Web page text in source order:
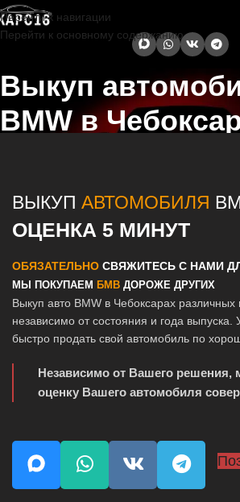
Перейти к навигации
Перейти к основному содержанию
Выкуп
BMW в
ВЫКУП АВТОМОБИЛЯ
ОЦЕНКА 5 МИНУТ
ОБЯЗАТЕЛЬНО СВЯЖИТЕСЬ С НАМИ
МЫ ПОКУПАЕМ БМВ ДОРОЖЕ ДРУГИХ
Выкуп авто BMW в Чебоксарах различных
независимо от состояния и года
быстро продать свой автомобиль по
Независимо от Вашего решения,
оценку Вашего автомобиля